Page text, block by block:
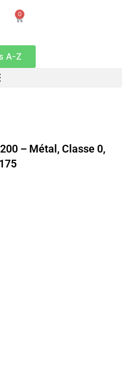
0
Panier
A-Z
– Métal, Classe 0,